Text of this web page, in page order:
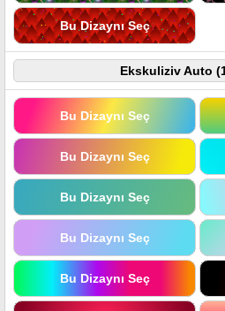
Bu Dizaynı Seç
Ekskuliziv Auto
Bu Dizaynı Seç
Bu Dizaynı Seç
Bu Dizaynı Seç
Bu Dizaynı Seç
Bu Dizaynı Seç